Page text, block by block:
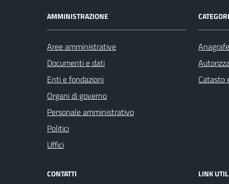
AMMINISTRAZIONE
Aree amministrative
Documenti e dati
Enti e fondazioni
Organi di governo
Personale amministrativo
Politici
Uffici
Catasto
CONTATTI LINK